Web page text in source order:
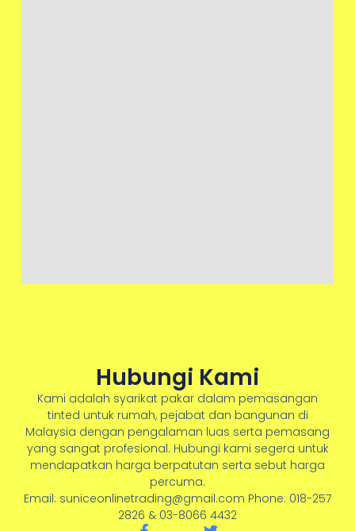
Hubungi Kami
Kami adalah syarikat pakar dalam pemasangan
tinted untuk rumah, pejabat dan bangunan di
Malaysia dengan pengalaman luas serta pemasang
yang sangat profesional. Hubungi kami segera untuk
mendapatkan harga berpatutan serta sebut harga
percuma.
Email: suniceonlinetrading@gmail.com Phone: 018-257
2826 & 03-8066 4432